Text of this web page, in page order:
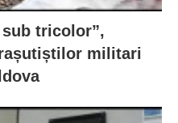
tricolor”,
militari